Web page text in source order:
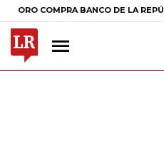
BANCO DE LA REPÚBLICA $